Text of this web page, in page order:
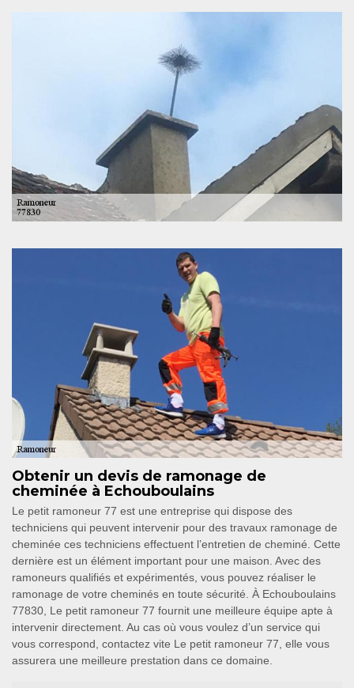
Obtenir un devis de ramonage de
cheminée à Echouboulains
Le petit ramoneur 77 est une entreprise qui dispose des
techniciens qui peuvent intervenir pour des travaux ramonage de
cheminée ces techniciens effectuent l’entretien de cheminé. Cette
dernière est un élément important pour une maison. Avec des
ramoneurs qualifiés et expérimentés, vous pouvez réaliser le
ramonage de votre cheminés en toute sécurité. À Echouboulains
77830, Le petit ramoneur 77 fournit une meilleure équipe apte à
intervenir directement. Au cas où vous voulez d’un service qui
vous correspond, contactez vite Le petit ramoneur 77, elle vous
assurera une meilleure prestation dans ce domaine.